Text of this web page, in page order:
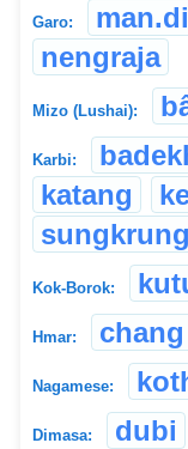
Garo:
nengraja
Mizo (Lushai):
Karbi:
katang
sungkrung
Kok-Borok:
Hmar: chang
Nagamese:
Dimasa: dubi